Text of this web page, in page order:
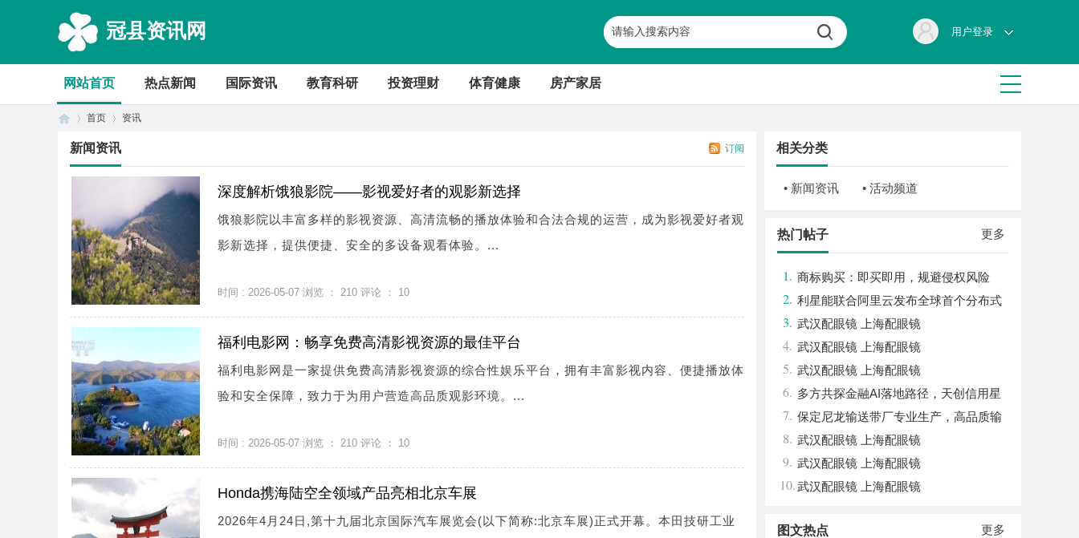
冠县资讯网 用户登录
网站首页 热点新闻 国际资讯 教育科研 投资理财 体育健康 房产家居
首页 资讯
订阅
新闻资讯
深度解析饿狼影院——影视爱好者的观影新选择
饿狼影院以丰富多样的影视资源、高清流畅的播放体验和合法合规的运营，成为影视爱好者观
影新选择，提供便捷、安全的多设备观看体验。...
时间 : 2026-05-07 浏览 ： 210 评论 ： 10
福利电影网：畅享免费高清影视资源的最佳平台
福利电影网是一家提供免费高清影视资源的综合性娱乐平台，拥有丰富影视内容、便捷播放体
验和安全保障，致力于为用户营造高品质观影环境。...
时间 : 2026-05-07 浏览 ： 210 评论 ： 10
Honda携海陆空全领域产品亮相北京车展
2026年4月24日,第十九届北京国际汽车展览会(以下简称:北京车展)正式开幕。本田技研工业
相关分类
• 新闻资讯 • 活动频道
更多
热门帖子
1. 商标购买：即买即用，规避侵权风险
2. 利星能联合阿里云发布全球首个分布式
算电协同解决方案
3. 武汉配眼镜 上海配眼镜
4. 武汉配眼镜 上海配眼镜
5. 武汉配眼镜 上海配眼镜
6. 多方共探金融AI落地路径，天创信用星
图AI助力产业金融智能升级
7. 保定尼龙输送带厂专业生产，高品质输
送解决方案
8. 武汉配眼镜 上海配眼镜
9. 武汉配眼镜 上海配眼镜
10.武汉配眼镜 上海配眼镜
更多
图文热点